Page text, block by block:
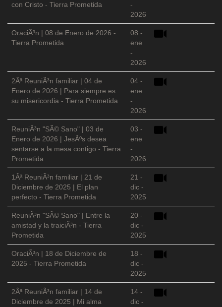
con Cristo - Tierra Prometida
-
2026
OraciÃ³n | 08 de Enero de 2026 -
Tierra Prometida
08 -
ene
-
2026
2Âª ReuniÃ³n familiar | 04 de
Enero de 2026 | Para siempre es
su misericordia - Tierra Prometida
04 -
ene
-
2026
ReuniÃ³n "SÃ© Sano" | 03 de
Enero de 2026 | JesÃºs desea
sentarse a la mesa contigo - Tierra
Prometida
03 -
ene
-
2026
1Âª ReuniÃ³n familiar | 21 de
Diciembre de 2025 | El plan
perfecto - Tierra Prometida
21 -
dic -
2025
ReuniÃ³n "SÃ© Sano" | Entre la
amistad y la traiciÃ³n - Tierra
Prometida
20 -
dic -
2025
OraciÃ³n | 18 de Diciembre de
2025 - Tierra Prometida
18 -
dic -
2025
2Âª ReuniÃ³n familiar | 14 de
Diciembre de 2025 | Mi alma
14 -
dic -